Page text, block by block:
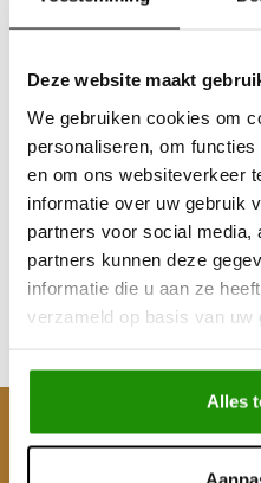
Deze website maakt
We gebruiken cookies om
personaliseren, om
en om ons websiteverkeer
informatie over uw gebruik
partners voor social media,
partners kunnen deze
informatie die u aan ze
verzameld op basis van uw
Alles
Nissan Patrol
Y60/Y61/GU4 AVM 445
High Performance
€202,48
Excl. btw
€245,00
Klantenservice